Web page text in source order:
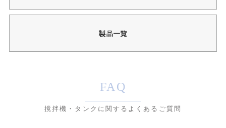
製品一覧
FAQ
撹拌機・タンクに関するよくあるご質問